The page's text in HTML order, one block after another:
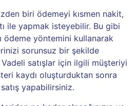
biri ödemeyi kısmen nakit,
ile yapmak isteyebilir. Bu gibi
ödeme yöntemini kullanarak
sorunsuz bir şekilde
satışlar için ilgili müşteriyi
kaydı oluşturduktan sonra
yapabilirsiniz.